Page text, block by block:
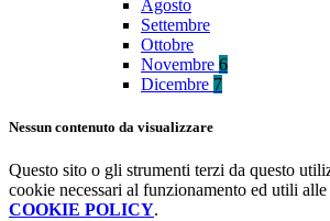
Agosto
Settembre
Ottobre
Novembre 6
Dicembre 7
Nessun contenuto da visualizzare
Questo sito o gli strumenti terzi da questo
cookie necessari al funzionamento ed utili
COOKIE POLICY.